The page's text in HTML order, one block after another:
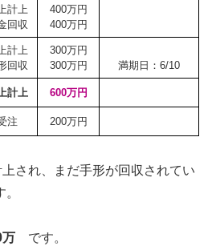
計上
回収
400万円
400万円
計上
回収
300万円
300万円
満期日：6/10
計上 600万円
注 200万円
され、まだ手形が回収されてい
万 です。